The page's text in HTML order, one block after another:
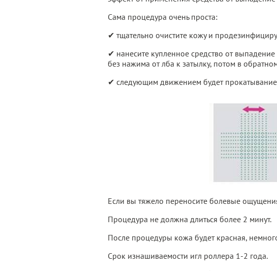
Сама процедура очень проста:
✔ тщательно очистите кожу и
✔ нанесите купленное средство от
без нажима от лба к затылку, потом в
✔ следующим движением будет
Если вы тяжело переносите болевые
Процедура не должна длиться более 2 минут.
После процедуры кожа будет красная,
Срок изнашиваемости игл роллера 1-2 года.